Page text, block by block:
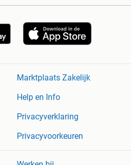
Marktplaats Zakelijk
Help en Info
Privacyverklaring
Privacyvoorkeuren